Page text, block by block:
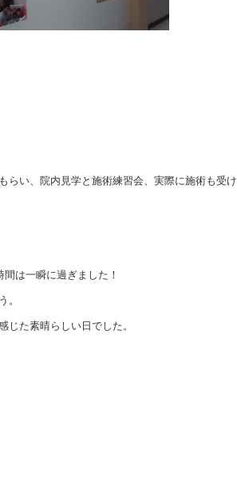
らい、院内見学と施術練習会、実際に施術も受け
は一瞬に過ぎました！
。
じた素晴らしい日でした。